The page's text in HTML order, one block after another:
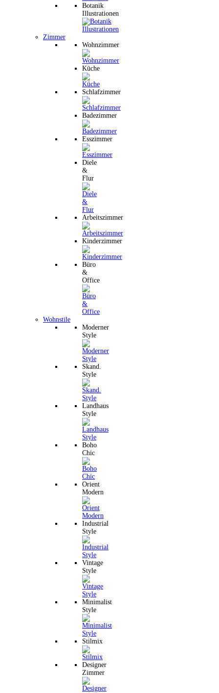
Botanik
Illustrationen
Zimmer
Wohnzimmer
Küche
Schlafzimmer
Badezimmer
Esszimmer
Diele
&
Flur
Arbeitszimmer
Kinderzimmer
Büro
&
Office
Wohnstile
Moderner
Style
Skand.
Style
Landhaus
Style
Boho
Chic
Orient
Modern
Industrial
Style
Vintage
Style
Minimalist
Style
Stilmix
Designer
Zimmer